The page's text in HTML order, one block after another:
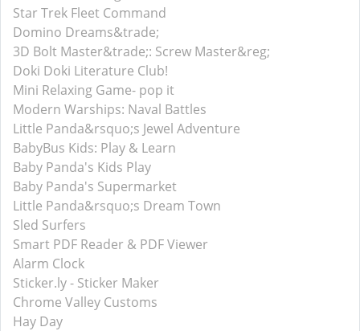
Star Trek Fleet Command
Domino Dreams&trade;
3D Bolt Master&trade;: Screw Master&reg;
Doki Doki Literature Club!
Mini Relaxing Game- pop it
Modern Warships: Naval Battles
Little Panda&rsquo;s Jewel Adventure
BabyBus Kids: Play & Learn
Baby Panda's Kids Play
Baby Panda's Supermarket
Little Panda&rsquo;s Dream Town
Sled Surfers
Smart PDF Reader & PDF Viewer
Alarm Clock
Sticker.ly - Sticker Maker
Chrome Valley Customs
Hay Day